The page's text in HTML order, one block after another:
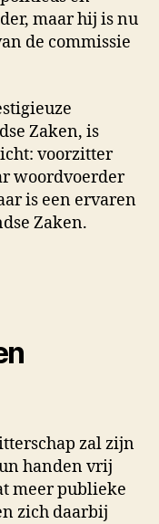
maar hij is nu
de commissie
Zaken, is
voorzitter
woordvoerder
is een ervaren
Zaken.
zal zijn
handen vrij
meer publieke
zich daarbij